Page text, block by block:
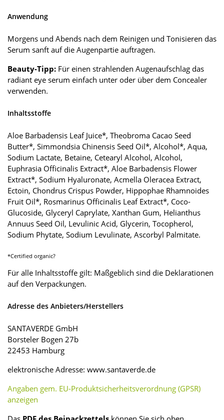
Anwendung
Morgens und Abends nach dem Reinigen und Tonisieren das
Serum sanft auf die Augenpartie auftragen.
Beauty-Tipp: Für einen strahlenden Augenaufschlag das
radiant eye serum einfach unter oder über dem Concealer
verwenden.
Inhaltsstoffe
Aloe Barbadensis Leaf Juice*, Theobroma Cacao Seed
Butter*, Simmondsia Chinensis Seed Oil*, Alcohol*, Aqua,
Sodium Lactate, Betaine, Cetearyl Alcohol, Alcohol,
Euphrasia Officinalis Extract*, Aloe Barbadensis Flower
Extract*, Sodium Hyaluronate, Acmella Oleracea Extract,
Ectoin, Chondrus Crispus Powder, Hippophae Rhamnoides
Fruit Oil*, Rosmarinus Officinalis Leaf Extract*, Coco-
Glucoside, Glyceryl Caprylate, Xanthan Gum, Helianthus
Annuus Seed Oil, Levulinic Acid, Glycerin, Tocopherol,
Sodium Phytate, Sodium Levulinate, Ascorbyl Palmitate.
*Certified organic?
Für alle Inhaltsstoffe gilt: Maßgeblich sind die Deklarationen
auf den Verpackungen.
Adresse des Anbieters/Herstellers
SANTAVERDE GmbH
Borsteler Bogen 27b
22453 Hamburg
elektronische Adresse: www.santaverde.de
Angaben gem. EU-Produktsicherheitsverordnung (GPSR)
anzeigen